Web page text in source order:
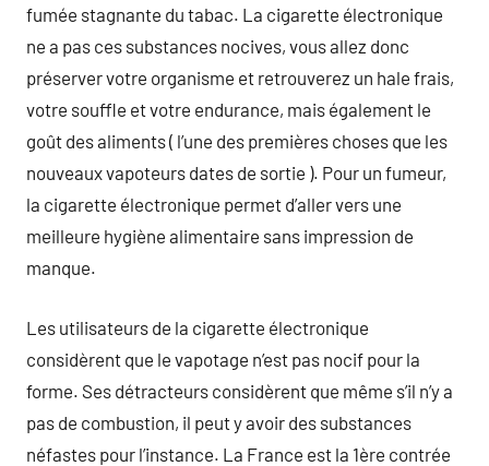
fumée stagnante du tabac. La cigarette électronique
ne a pas ces substances nocives, vous allez donc
préserver votre organisme et retrouverez un hale frais,
votre souffle et votre endurance, mais également le
goût des aliments ( l’une des premières choses que les
nouveaux vapoteurs dates de sortie ). Pour un fumeur,
la cigarette électronique permet d’aller vers une
meilleure hygiène alimentaire sans impression de
manque.
Les utilisateurs de la cigarette électronique
considèrent que le vapotage n’est pas nocif pour la
forme. Ses détracteurs considèrent que même s’il n’y a
pas de combustion, il peut y avoir des substances
néfastes pour l’instance. La France est la 1ère contrée